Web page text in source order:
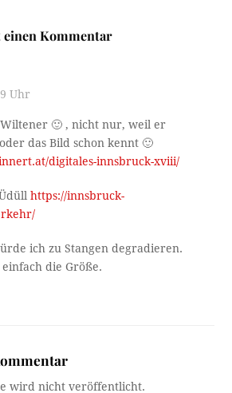
Kommentar
Uhr
Wiltener 🙂 , nicht nur, weil er
das Bild schon kennt 🙂
digitales-innsbruck-xviii/
https://innsbruck-
ich zu Stangen degradieren.
die Größe.
wird nicht veröffentlicht.